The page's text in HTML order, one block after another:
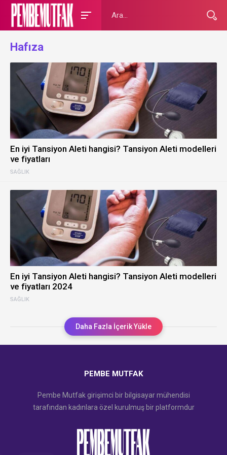
Hafıza
SAĞLIK
En iyi Tansiyon Aleti hangisi? Tansiyon Aleti modelleri
ve fiyatları
SAĞLIK
En iyi Tansiyon Aleti hangisi? Tansiyon Aleti modelleri
ve fiyatları 2024
Daha Fazla İçerik Yükle
PEMBE MUTFAK
Pembe Mutfak girişimci bir bilgisayar mühendisi
tarafından kadınlara özel kurulmuş bir platformdur